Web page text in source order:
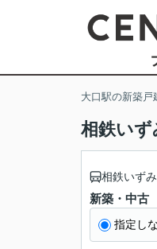
大口駅の新築戸
相鉄いず
相鉄いず
新築・中古
指定し